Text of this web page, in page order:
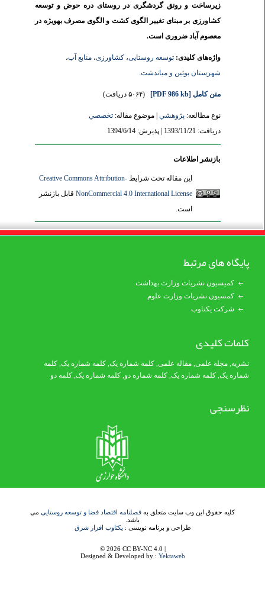
زیرساخت و رونق گردشگری در روستای دره حوض و توسعه
کشاورزی بر مبنای تغییر الگوی کشت و الگوی مصرف به­ویژه در
معصوم آباد ضروری است.
واژه‌های کلیدی:توسعه روستایی، کشاورزی،منابع آب،
شهرستان بوئین و میاندشت.
متن کامل[PDF 986 kb] (۵۰۶۴ دریافت)
نوع مطالعه:پژوهشي| موضوع مقاله:تخصصي
دریافت: 1393/11/21 | پذیرش: 1394/6/14
بازنشر اطلاعات
این مقاله تحت شرایطCreative Commons Attribution-
NonCommercial 4.0 International Licenseقابل بازنشر
است.
پایگاه های مرتبط
کمیسیون نشریات وزارت بهداشت
کمسیون نشریات وزارت علوم
شرکت یکتاوب
کلمات کلیدی
نشریه ,مجله علمی,مقاله علمی,کلمه شماره یک, کلمه شماره یک,کلمه
شماره یک,کلمه شماره یک, کلمه شماره دو, کلمه شماره یک,کلمه دو
نظرسنجی
کلیه حقوق این وب سایت متعلق به فصلنامه اقتصاد فضا و توسعه روستاییمی
باشد.
طراحی و برنامه نویسی : یکتاوب افزار شرق
© 2026 CC BY-NC 4.0 |
Designed & Developed by :Yektaweb